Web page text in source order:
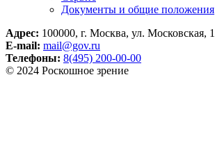
Документы и общие положения
Адрес: 100000, г. Москва, ул. Московская, 1
E-mail: mail@gov.ru
Телефоны: 8(495) 200-00-00
© 2024 Роскошное зрение